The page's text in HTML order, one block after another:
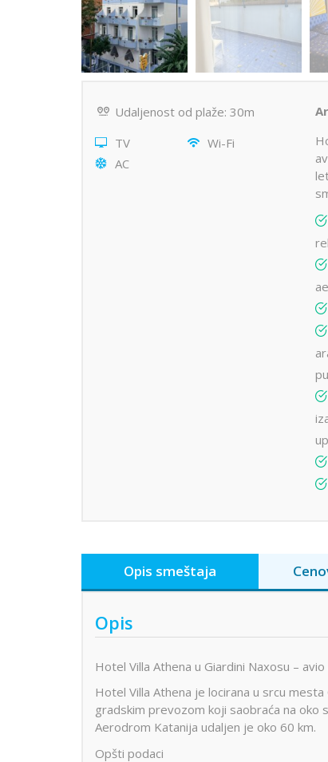
Udaljenost od plaže: 30m
TV
Wi-Fi
AC
Opis smeštaja
Opis
Hotel Villa Athena u Giardini Naxosu –
Hotel Villa Athena je locirana u srcu
gradskim prevozom koji saobraća na oko
Aerodrom Katanija udaljen je oko 60 km.
Opšti podaci